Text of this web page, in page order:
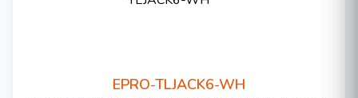
EPRO-TLJACK6-WH